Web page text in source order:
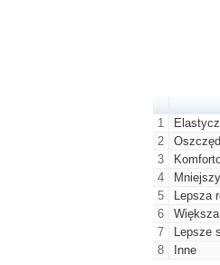
1
2
3
4
5
Lepsza
6
7
Lepsze
8
Inne